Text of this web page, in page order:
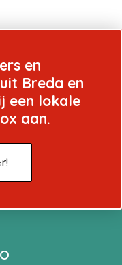
en
Breda en
een lokale
aan.